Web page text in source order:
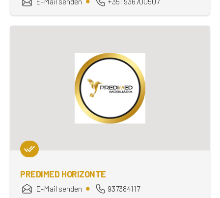
PREDIMED HORIZONTE
E-Mail senden 937384117